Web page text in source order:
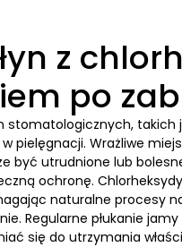
z
po
stomatologicznych,
pielęgnacji. Wrażliwe
być utrudnione lub
ochronę.
naturalne procesy
Regularne płukanie
się do utrzymania